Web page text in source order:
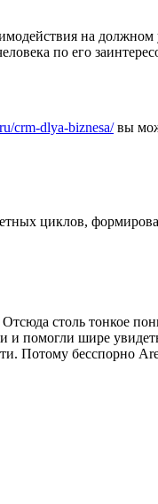
на
по его
crm-dlya-biznesa/вы
циклов,
столь тонкое
и помогли шире
Потому бесспорно